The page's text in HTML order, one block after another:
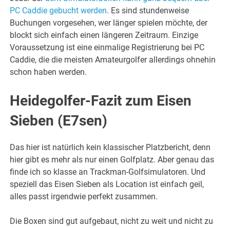
PC Caddie gebucht werden. Es sind stundenweise
Buchungen vorgesehen, wer länger spielen möchte, der
blockt sich einfach einen längeren Zeitraum. Einzige
Voraussetzung ist eine einmalige Registrierung bei PC
Caddie, die die meisten Amateurgolfer allerdings ohnehin
schon haben werden.
Heidegolfer-Fazit zum Eisen
Sieben (E7sen)
Das hier ist natürlich kein klassischer Platzbericht, denn
hier gibt es mehr als nur einen Golfplatz. Aber genau das
finde ich so klasse an Trackman-Golfsimulatoren. Und
speziell das Eisen Sieben als Location ist einfach geil,
alles passt irgendwie perfekt zusammen.
Die Boxen sind gut aufgebaut, nicht zu weit und nicht zu